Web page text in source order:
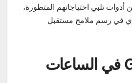
تلبي احتياجاتهم المتطورة،
في رسم ملامح مستقبل
دمج Gemini في الساعات